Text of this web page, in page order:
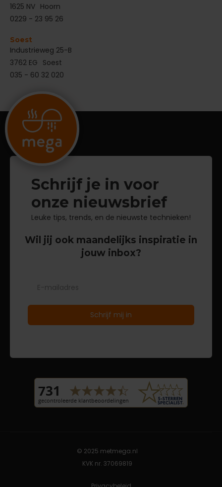
1625 NV Hoorn
0229 - 23 95 26
Soest
Industrieweg 25-B
3762 EG Soest
035 - 60 32 020
Schrijf je in voor
onze nieuwsbrief
Leuke tips, trends, en de nieuwste technieken!
Wil jij ook maandelijks inspiratie in
jouw inbox?
© 2025 metmega.nl
KVK nr. 37069819